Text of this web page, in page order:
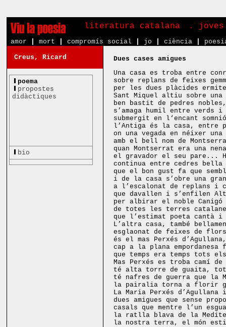
literatura catalana .
amor mort compromís social jo ciència
Creus, Ricard
poema
propostes
didàctiques
bio
Dues cases amigues
Una casa es troba entre
sobre replans de feixes
per les dues plàcides
Sant Miquel altiu sobre una
ben bastit de pedres
s’amaga humil entre verds i
submergit en l‘encant
l’Antiga és la casa, entre
on una vegada en néixer una
amb el bell nom de
quan Montserrat era una
el gravador el seu pare...
continua entre cedres
que el bon gust fa que
i de la casa s’obre una
a l’escalonat de replans i
que davallen i s’enfilen
per albirar el noble Canigó
de totes les terres
que l’estimat poeta cantà
L’altra casa, també
esglaonat de feixes de
és el mas Perxés
cap a la plana
que temps era temps tots
Mas Perxés es troba camí
té alta torre de guaita,
té nafres de guerra que la
la pairalia torna a florir
La Maria Perxés d’Agullana
dues amigues que sense
casals que mentre l’un
la ratlla blava de la
la nostra terra, el món